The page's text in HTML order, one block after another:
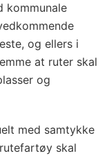
kommunale
og ellers i
at ruter skal
og
med samtykke
skal